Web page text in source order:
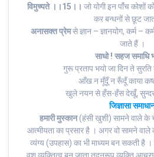
विमुच्यते ।।15।। जो योगी इन पांँच कोशों
कर बन्धनों से छूट
अनासक्त प्रेमसे ज्ञान – ज्ञानयोग, कर्म –
जाते हैं ।
साधो ! सहज समाधि
गुरू प्रताप भयो जा दिन ते
आँख न मूँदूँ न रूँदूँ काया
खुले नयन से हँस-हँस देखूँ,
जिज्ञासा
हमारी मुस्कान(हंसी खुशी) सामने वाले के
आत्मीयता का प्रसार है । अगर वो सामने वाले
व्यंग्य (उपहास) का भी माध्यम बन सकती है ।
वश व्यक्तित्व बन जाता तदनुरूप व्यक्ति